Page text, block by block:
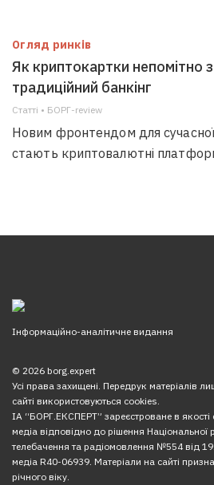
Огляд ринків
Як криптокартки непомітно
традиційний банкінг
Статті • БОРГ-review
Новим фронтендом для
стають криптовалютні
Інформаційно-аналітичне видання
© 2026 borg.expert
Усі права захищені. Передрук матеріалів
сайті використовуються cookies.
ІА “БОРГ.ЕКСПЕРТ” зареєстроване в якості
медіа відповідно до рішення Національної
телебачення та радіомовлення №554 від
медіа R40-06939. Матеріали на сайті
річного віку.